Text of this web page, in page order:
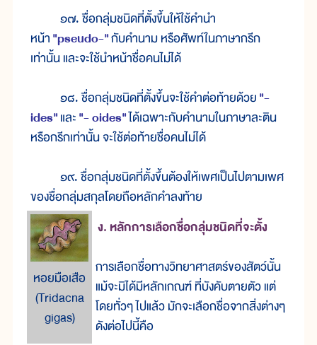
๑๗. ชื่อกลุ่มชนิดที่ตั้งขึ้นให้ใช้คำนำ
หน้า"pseudo-"กับคำนาม หรือศัพท์ในภาษากรีก
เท่านั้น และจะใช้นำหน้าชื่อคนไม่ได้
๑๘. ชื่อกลุ่มชนิดที่ตั้งขึ้นจะใช้คำต่อท้ายด้วย"-
ides"และ"- oides"ได้เฉพาะกับคำนามในภาษาละติน
หรือกรีกเท่านั้น จะใช้ต่อท้ายชื่อคนไม่ได้
๑๙. ชื่อกลุ่มชนิดที่ตั้งขึ้นต้องให้เพศเป็นไปตามเพศ
ของชื่อกลุ่มสกุลโดยถือหลักคำลงท้าย
หอยมือเสือ
(Tridacna
gigas)
ง. หลักการเลือกชื่อกลุ่มชนิดที่จะตั้ง
การเลือกชื่อทางวิทยาศาสตร์ของสัตว์นั้น
แม้จะมิได้มีหลักเกณฑ์ ที่บังคับตายตัว แต่
โดยทั่วๆ ไปแล้ว มักจะเลือกชื่อจากสิ่งต่างๆ
ดังต่อไปนี้คือ